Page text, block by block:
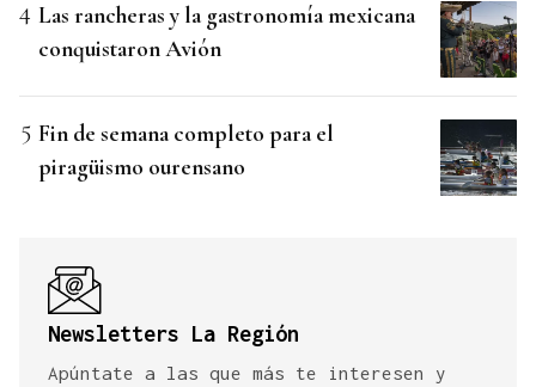
Las rancheras y la gastronomía mexicana
conquistaron Avión
Fin de semana completo para el
piragüismo ourensano
Newsletters La Región
Apúntate a las que más te interesen y